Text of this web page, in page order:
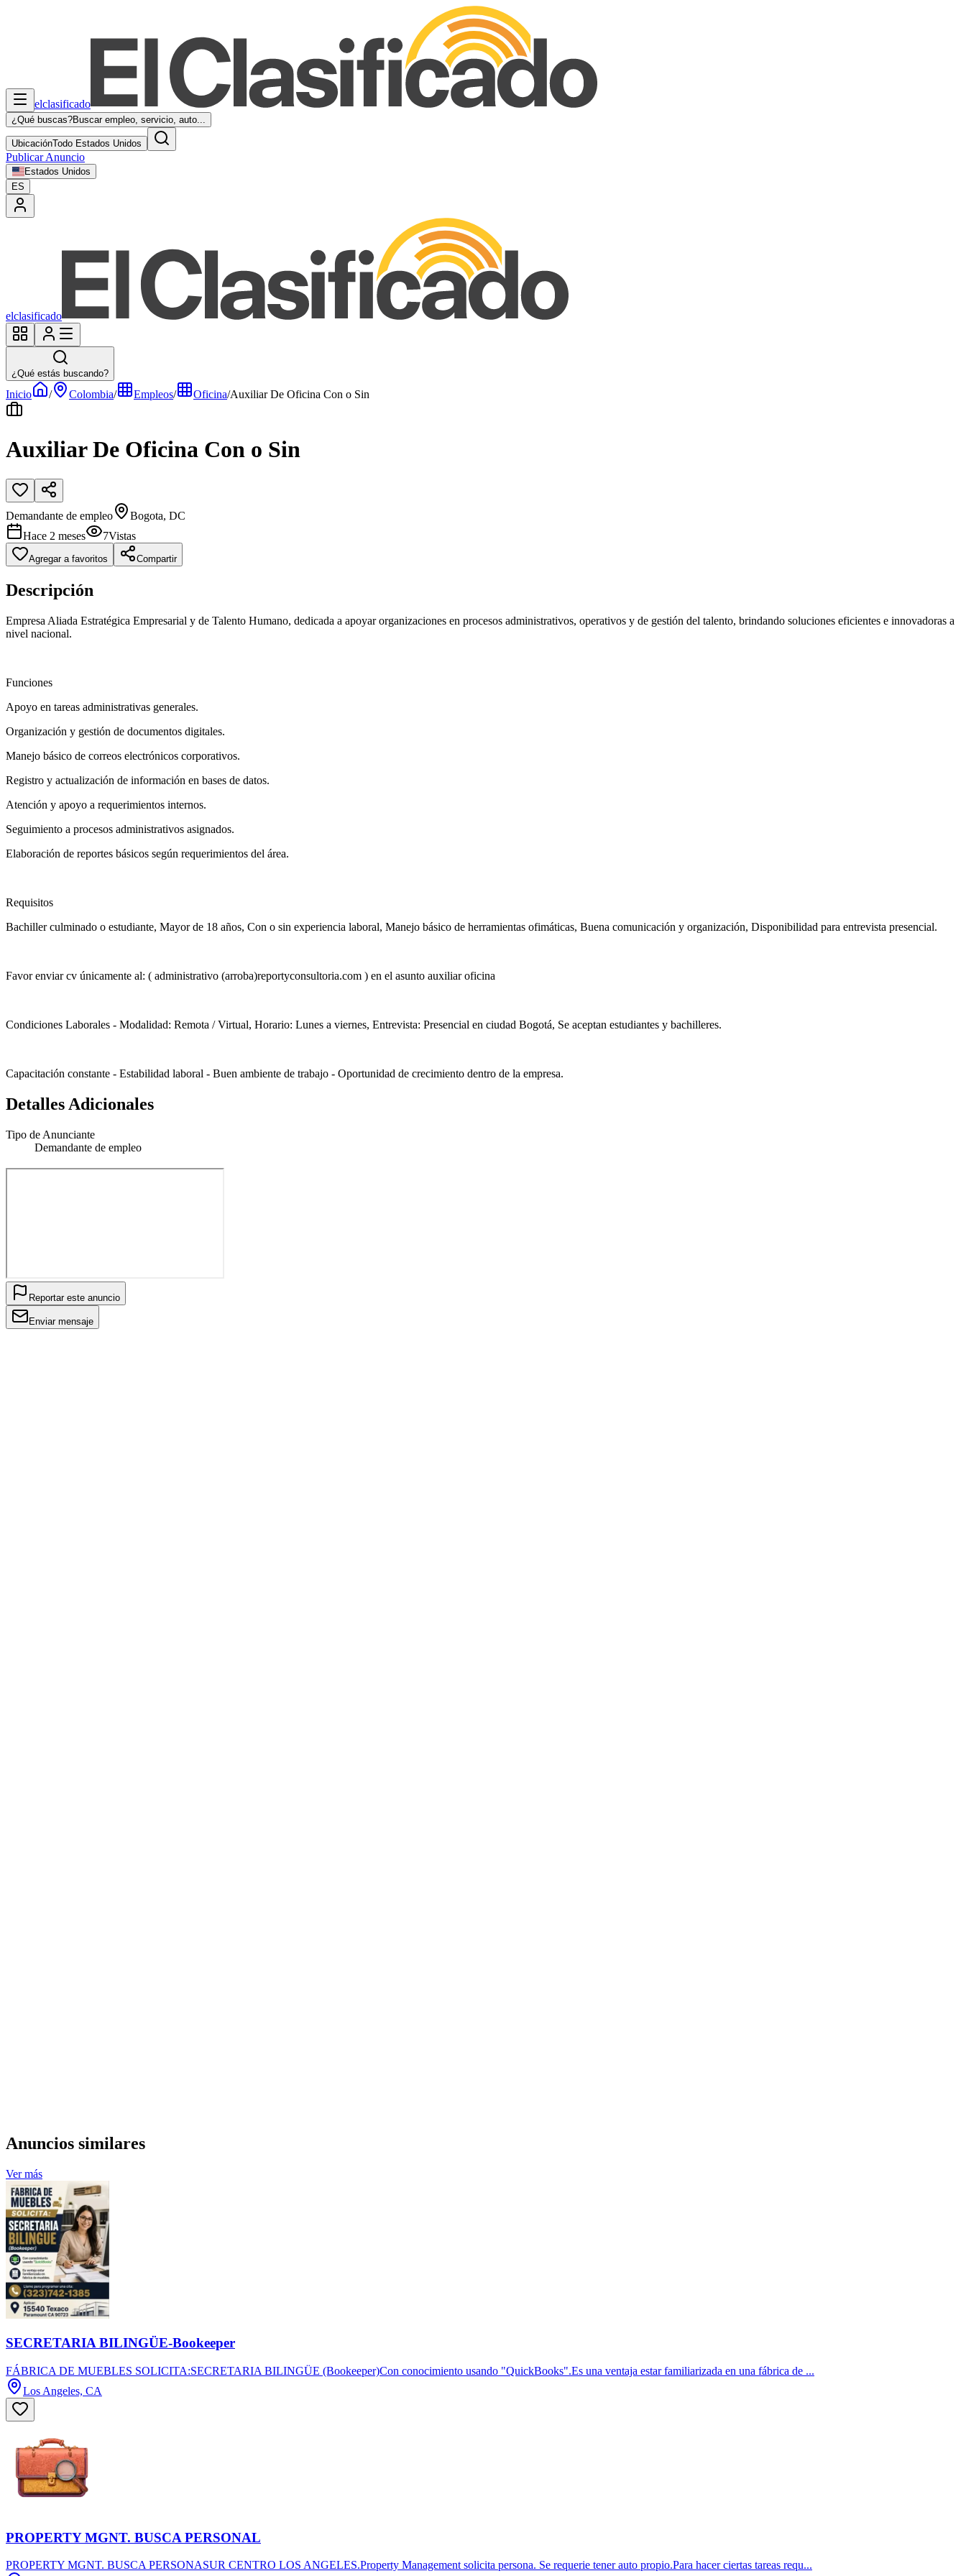
elclasificado
¿Qué buscas?Buscar empleo, servicio, auto...
UbicaciónTodo Estados Unidos
Publicar Anuncio
Estados Unidos
ES
elclasificado
¿Qué estás buscando?
Inicio / Colombia/ Empleos/ Oficina/Auxiliar De Oficina Con o Sin
Auxiliar De Oficina Con o Sin
Demandante de empleo
Bogota, DC
Hace 2 meses
7Vistas
Agregar a favoritos Compartir
Descripción
Empresa Aliada Estratégica Empresarial y de Talento Humano, dedicada a apoyar organizaciones en procesos administrativos, operativos y de gestión del talento, brindando soluciones eficientes e innovadoras a
nivel nacional.
Funciones
Apoyo en tareas administrativas generales.
Organización y gestión de documentos digitales.
Manejo básico de correos electrónicos corporativos.
Registro y actualización de información en bases de datos.
Atención y apoyo a requerimientos internos.
Seguimiento a procesos administrativos asignados.
Elaboración de reportes básicos según requerimientos del área.
Requisitos
Bachiller culminado o estudiante, Mayor de 18 años, Con o sin experiencia laboral, Manejo básico de herramientas ofimáticas, Buena comunicación y organización, Disponibilidad para entrevista presencial.
Favor enviar cv únicamente al: ( administrativo (arroba)reportyconsultoria.com ) en el asunto auxiliar oficina
Condiciones Laborales - Modalidad: Remota / Virtual, Horario: Lunes a viernes, Entrevista: Presencial en ciudad Bogotá, Se aceptan estudiantes y bachilleres.
Capacitación constante - Estabilidad laboral - Buen ambiente de trabajo - Oportunidad de crecimiento dentro de la empresa.
Detalles Adicionales
Tipo de Anunciante
Demandante de empleo
Reportar este anuncio
Enviar mensaje
Anuncios similares
Ver más
SECRETARIA BILINGÜE-Bookeeper
FÁBRICA DE MUEBLES SOLICITA:SECRETARIA BILINGÜE (Bookeeper)Con conocimiento usando "QuickBooks".Es una ventaja estar familiarizada en una fábrica de ...
Los Angeles, CA
PROPERTY MGNT. BUSCA PERSONAL
PROPERTY MGNT. BUSCA PERSONASUR CENTRO LOS ANGELES.Property Management solicita persona. Se requerie tener auto propio.Para hacer ciertas tareas requ...